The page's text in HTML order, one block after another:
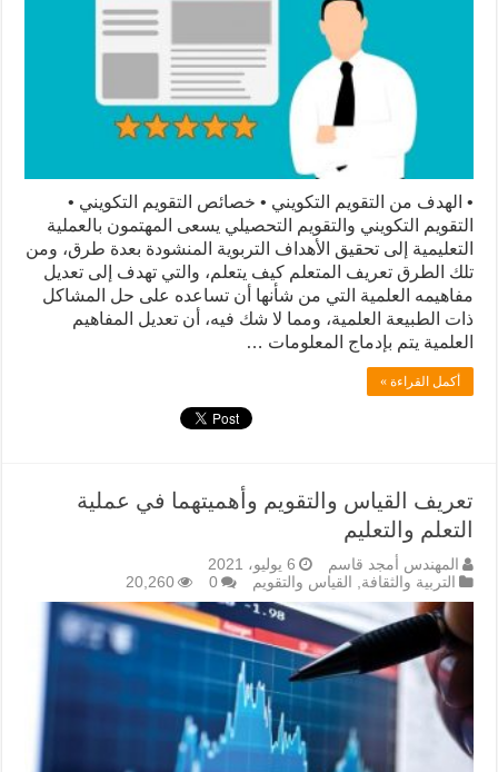
• الهدف من التقويم التكويني • خصائص التقويم التكويني •
التقويم التكويني والتقويم التحصيلي يسعى المهتمون بالعملية
التعليمية إلى تحقيق الأهداف التربوية المنشودة بعدة طرق، ومن
تلك الطرق تعريف المتعلم كيف يتعلم، والتي تهدف إلى تعديل
مفاهيمه العلمية التي من شأنها أن تساعده على حل المشاكل
ذات الطبيعة العلمية، ومما لا شك فيه، أن تعديل المفاهيم
العلمية يتم بإدماج المعلومات …
أكمل القراءة »
تعريف القياس والتقويم وأهميتهما في عملية
التعلم والتعليم
المهندس أمجد قاسم
6 يوليو، 2021
التربية والثقافة
القياس والتقويم 0
20,260